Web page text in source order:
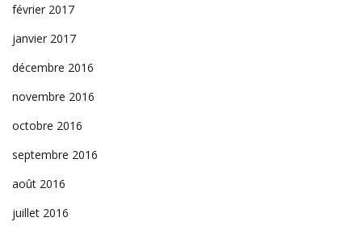
février 2017
janvier 2017
décembre 2016
novembre 2016
octobre 2016
septembre 2016
août 2016
juillet 2016